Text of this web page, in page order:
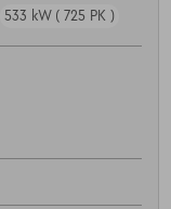
533 kW ( 725 PK )